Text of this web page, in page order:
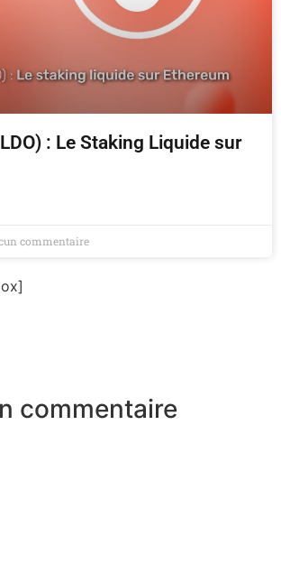
: Le Staking Liquide sur
commentaire
commentaire